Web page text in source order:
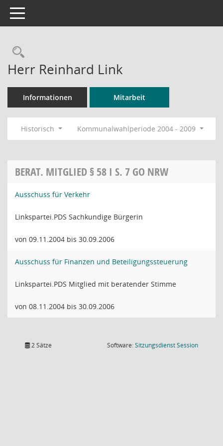
Toggle navigation
Rechercheauswahl
Herr Reinhard Link
Informationen Mitarbeit
Historisch Kommunalwahlperiode 2004 - 2009
BERAT. MITGLIED § 58 I S. 7 GO NRW
Ausschuss für Verkehr
Linkspartei.PDS Sachkundige Bürgerin
von 09.11.2004 bis 30.09.2006
Ausschuss für Finanzen und Beteiligungssteuerung
Linkspartei.PDS Mitglied mit beratender Stimme
von 08.11.2004 bis 30.09.2006
2 Sätze Software:SitzungsdienstSession(Wird in